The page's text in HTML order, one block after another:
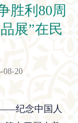
胜利80周
展”在民
20
——纪念中国人